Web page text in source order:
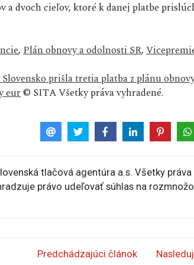
a dvoch cieľov, ktoré k danej platbe
,Plán obnovy a odolnosti SR,
prišla tretia platba z plánu
eur© SITA Všetky práva vyhradené.
tlačová agentúra a.s. Všetky
právo udeľovať súhlas na
Predchádzajúci článok